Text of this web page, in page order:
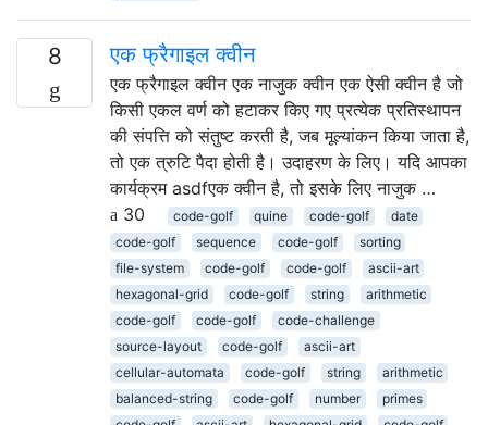
8 एक फ्रैगाइल क्वीन
एक फ्रैगाइल क्वीन एक नाजुक क्वीन एक ऐसी क्वीन है जो
किसी एकल वर्ण को हटाकर किए गए प्रत्येक प्रतिस्थापन
की संपत्ति को संतुष्ट करती है, जब मूल्यांकन किया जाता है,
तो एक त्रुटि पैदा होती है। उदाहरण के लिए। यदि आपका
कार्यक्रम asdfएक क्वीन है, तो इसके लिए नाजुक …
30
code-golf quine code-golf
date
code-golf
sequence code-golf
sorting
file-system
code-golf code-golf
ascii-art
hexagonal-grid
code-golf string
arithmetic
code-golf
code-golf
code-challenge
source-layout
code-golf
ascii-art
cellular-automata
code-golf string
arithmetic
balanced-string
code-golf number
primes